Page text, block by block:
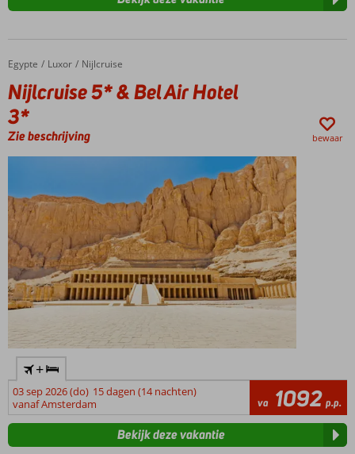
Home
Egypte Luxor Nijlcruise
Nijlcruise 5* & Bel Air Hotel 3*
Nijlcruise 5* & Bel Air Hotel
3*
Zie beschrijving bewaar
+
03 sep 2026 (do) 15 dagen (14 nachten)
vanaf Amsterdam
va 1092 p.p.
Bekijk deze vakantie